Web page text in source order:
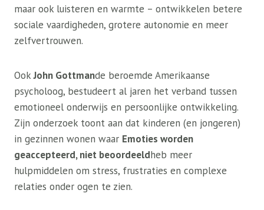
maar ook luisteren en warmte – ontwikkelen betere
sociale vaardigheden, grotere autonomie en meer
zelfvertrouwen.
OokJohn Gottmande beroemde Amerikaanse
psycholoog, bestudeert al jaren het verband tussen
emotioneel onderwijs en persoonlijke ontwikkeling.
Zijn onderzoek toont aan dat kinderen (en jongeren)
in gezinnen wonen waar Emoties worden
geaccepteerd, niet beoordeeldheb meer
hulpmiddelen om stress, frustraties en complexe
relaties onder ogen te zien.